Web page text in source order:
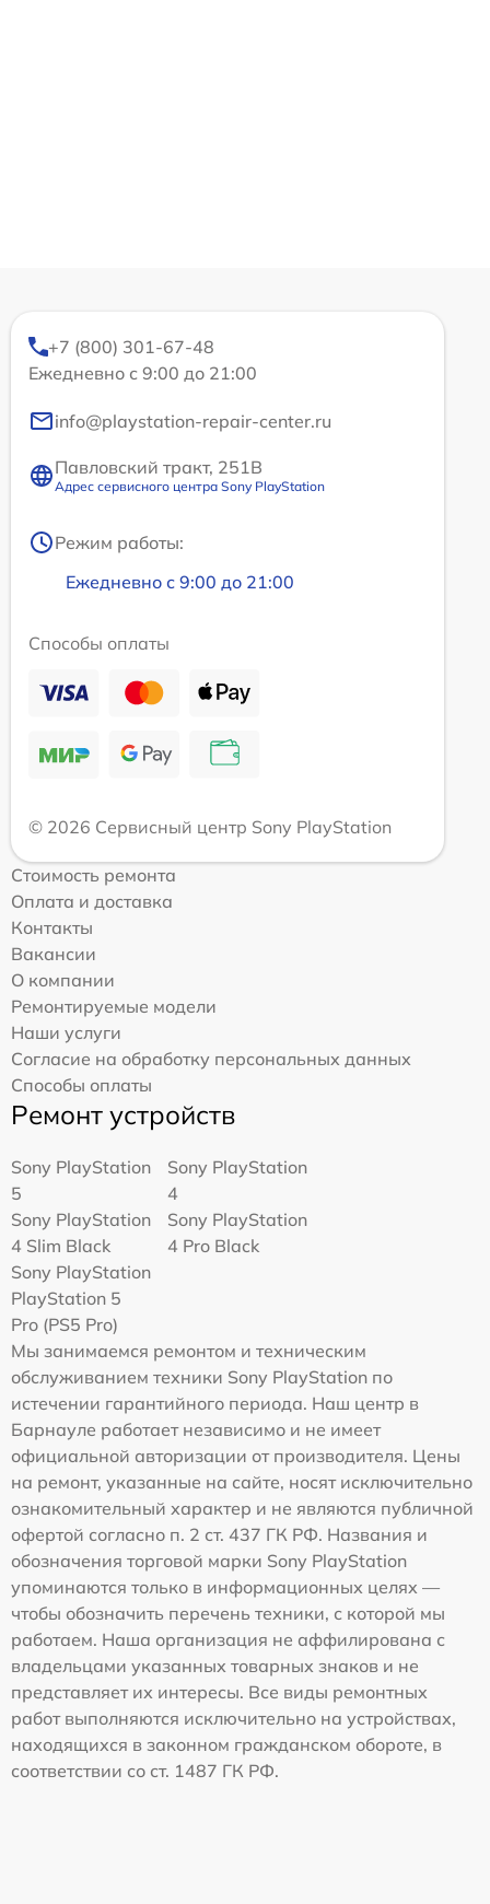
+7 (800) 301-67-48
Ежедневно с 9:00 до 21:00
info@playstation-repair-center.ru
Павловский тракт, 251В
Адрес сервисного центра Sony PlayStation
Режим работы:
Ежедневно с 9:00 до 21:00
Способы оплаты
© 2026 Сервисный центр Sony PlayStation
Стоимость ремонта
Оплата и доставка
Контакты
Вакансии
О компании
Ремонтируемые модели
Наши услуги
Согласие на обработку персональных данных
Способы оплаты
Ремонт устройств
Sony PlayStation
5
Sony PlayStation
4
Sony PlayStation
4 Slim Black
Sony PlayStation
4 Pro Black
Sony PlayStation
PlayStation 5
Pro (PS5 Pro)
Мы занимаемся ремонтом и техническим
обслуживанием техники Sony PlayStation по
истечении гарантийного периода. Наш центр в
Барнауле работает независимо и не имеет
официальной авторизации от производителя. Цены
на ремонт, указанные на сайте, носят исключительно
ознакомительный характер и не являются публичной
офертой согласно п. 2 ст. 437 ГК РФ. Названия и
обозначения торговой марки Sony PlayStation
упоминаются только в информационных целях —
чтобы обозначить перечень техники, с которой мы
работаем. Наша организация не аффилирована с
владельцами указанных товарных знаков и не
представляет их интересы. Все виды ремонтных
работ выполняются исключительно на устройствах,
находящихся в законном гражданском обороте, в
соответствии со ст. 1487 ГК РФ.